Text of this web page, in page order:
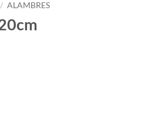
/ ALAMBRES